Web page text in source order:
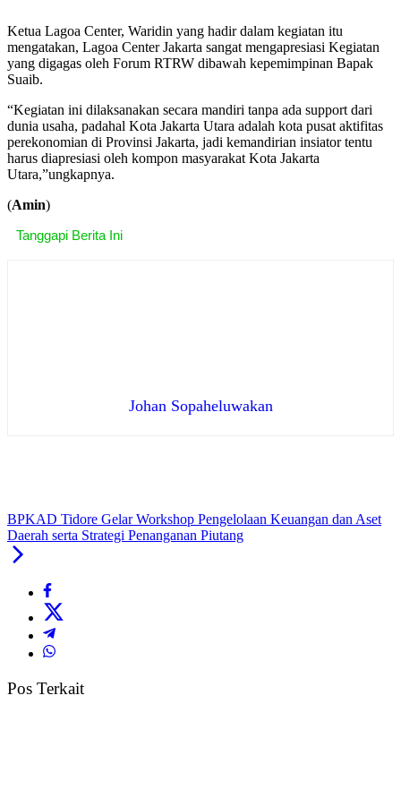
Ketua Lagoa Center, Waridin yang hadir dalam kegiatan itu
mengatakan, Lagoa Center Jakarta sangat mengapresiasi Kegiatan
yang digagas oleh Forum RTRW dibawah kepemimpinan Bapak
Suaib.
“Kegiatan ini dilaksanakan secara mandiri tanpa ada support dari
dunia usaha, padahal Kota Jakarta Utara adalah kota pusat aktifitas
perekonomian di Provinsi Jakarta, jadi kemandirian insiator tentu
harus diapresiasi oleh kompon masyarakat Kota Jakarta
Utara,”ungkapnya.
(Amin)
Tanggapi Berita Ini
Johan Sopaheluwakan
BPKAD Tidore Gelar Workshop Pengelolaan Keuangan dan Aset
Daerah serta Strategi Penanganan Piutang
Pos Terkait